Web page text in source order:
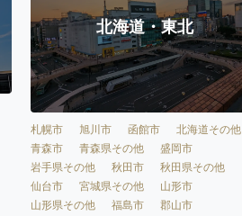
北海道・東北
札幌市 旭川市 函館市
北海道その他
青森市
青森県その他
盛岡市
岩手県その他
秋田市
秋田県その他
仙台市
宮城県その他
山形市
山形県その他
福島市
郡山市